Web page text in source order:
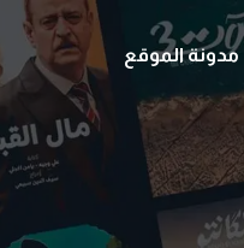
مدونة الموقع